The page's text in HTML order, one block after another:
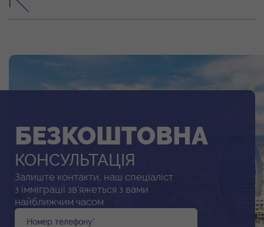
БЕЗКОШТОВНА
КОНСУЛЬТАЦІЯ
Залиште контакти, наш спеціаліст
з імміграції зв'яжеться з вами
найближчим часом
Номер телефону*